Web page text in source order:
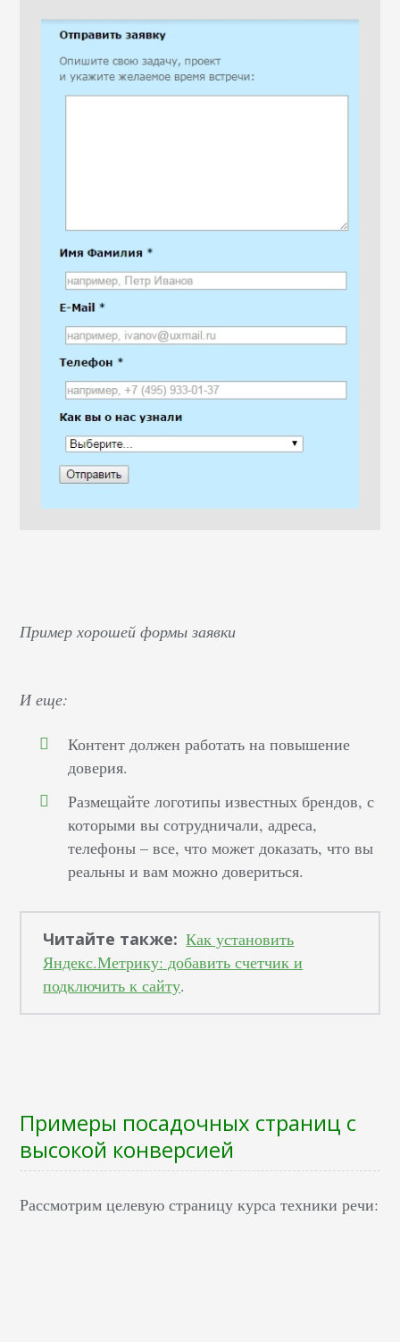
Пример хорошей формы заявки
И еще:
Контент должен работать на повышение
доверия.
Размещайте логотипы известных брендов, с
которыми вы сотрудничали, адреса,
телефоны – все, что может доказать, что вы
реальны и вам можно довериться.
Читайте также: Как установить
Яндекс.Метрику: добавить счетчик и
подключить к сайту.
Примеры посадочных страниц с
высокой конверсией
Рассмотрим целевую страницу курса техники речи: